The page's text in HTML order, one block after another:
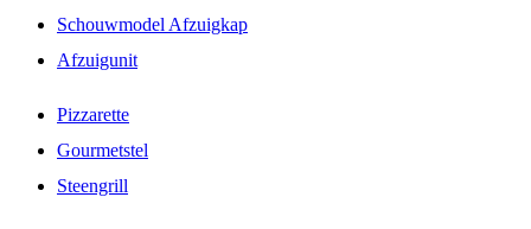
Schouwmodel Afzuigkap
Afzuigunit
Pizzarette
Gourmetstel
Steengrill